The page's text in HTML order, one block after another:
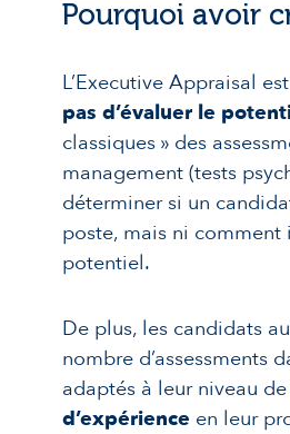
Pourquoi avoir
L’Executive Appraisal
pas d’évaluer le
classiques » des
management (tests
déterminer si un
poste, mais ni
potentiel.
De plus, les candidats
nombre d’assessments
adaptés à leur niveau
d’expérience en leur